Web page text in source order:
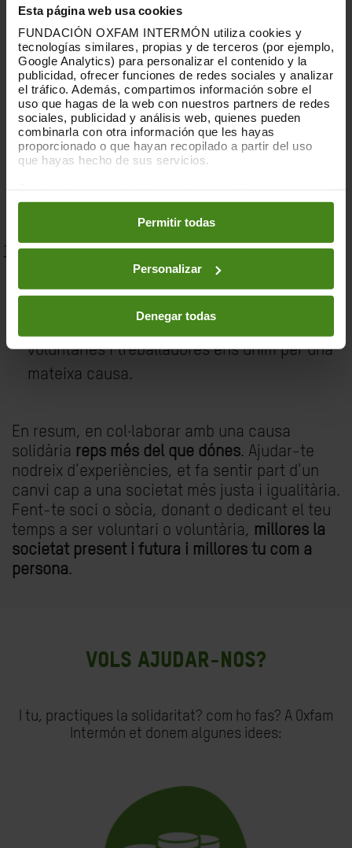
Esta página web usa cookies
FUNDACIÓN OXFAM INTERMÓN utiliza cookies y
tecnologías similares, propias y de terceros (por ejemplo,
Google Analytics) para personalizar el contenido y la
publicidad, ofrecer funciones de redes sociales y analizar
el tráfico. Además, compartimos información sobre el
uso que hagas de la web con nuestros partners de redes
sociales, publicidad y análisis web, quienes pueden
combinarla con otra información que les hayas
proporcionado o que hayan recopilado a partir del uso
que hayas hecho de sus servicios.
preferencias accediendo a nuestraPolítica de Cookieso
en los botones facilitados a continuación:
Permitir todas
Personalizar
Denegar todas
Si a més a més tens persones joves a
càrrec, els ensenyes a ser solidaris. Els nens
i nenes aprenen sobre les accions de les
persones adultes. Si ets una persona
empàtica i solidària, aprendran a ser
persones més generoses, més socials i
empàtiques, tindran opinions més ben
Desenvolupa el sentit de pertinença
Si doneu suport a una ONG creeu un vincle
amb les persones que integren l'organització
perquè totes les persones sòcies,
voluntàries i treballadores ens unim per una
mateixa causa.
En resum, en col·laborar amb una causa
solidària reps més del que dónes. Ajudar-te
nodreix d'experiències, et fa sentir part d'un
canvi cap a una societat més justa i igualitària.
Fent-te soci o sòcia, donant o dedicant el teu
temps a ser voluntari o voluntària, millores la
societat present i futura i millores tu com a
persona.
Vols ajudar-nos?
I tu, practiques la solidaritat? com ho fas? A Oxfam
Intermón et donem algunes idees: